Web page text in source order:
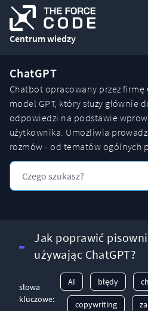
Centrum wiedzy
ChatGPT
Chatbot opracowany przez firmę
model GPT, który służy głównie
odpowiedzi na podstawie
użytkownika. Umożliwia
rozmów - od tematów ogólnych
Jak poprawić
używając ChatGPT?
słowa
kluczowe:
AI błędy
copywriting